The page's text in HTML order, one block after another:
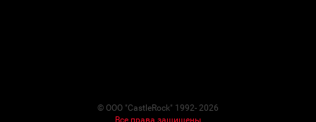
© ООО "CastleRock" 1992- 2026